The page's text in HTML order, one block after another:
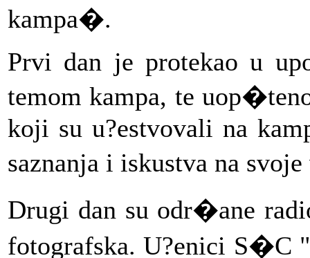
kampa�.
Prvi dan je protekao u
temom kampa, te
koji su u?estvovali na
saznanja i iskustva na
Drugi dan su odr�ane
fotografska. U?enici S�C